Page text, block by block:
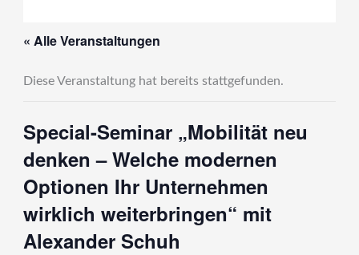
« Alle Veranstaltungen
Diese Veranstaltung hat bereits stattgefunden.
Special-Seminar „Mobilität neu
denken – Welche modernen
Optionen Ihr Unternehmen
wirklich weiterbringen“ mit
Alexander Schuh